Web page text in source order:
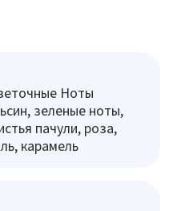
Ноты
зеленые ноты,
пачули, роза,
карамель